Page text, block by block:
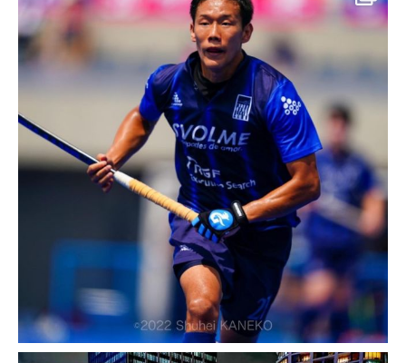
カーWEBサイト｜横浜市 旭区
の24時間レンタカーなら「24レ
ンタカー横浜旭鶴ヶ峰店」
鶴ヶ峰駅から徒歩10分！3時間2,934円～横浜
市旭区の24時間いつでも借りられる、いつで
も返せるセルフレンタカーを格安予約！全車
カーナビ・ドラレコ・ETC標準装備。利用ご
とに除菌・清掃いたしますので安心！予約後
最短15 […]
2023-08-28
SEO対策 導入実績・事例
福岡県柳川市の格安・安いレン
タカーWEBサイト｜福岡県柳川